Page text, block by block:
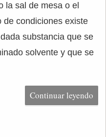
la sal de mesa o el
de condiciones existe
substancia que se
solvente y que se
Continuar leyendo